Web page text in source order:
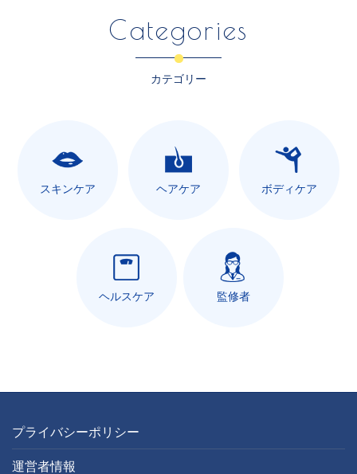
Categories
カテゴリー
スキンケア ヘアケア ボディケア
ヘルスケア 監修者
プライバシーポリシー
運営者情報